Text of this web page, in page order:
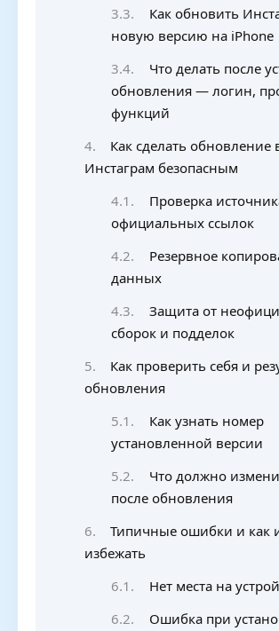
Как обновить
новую версию на iPhone
Что делать после
обновления — логин,
функций
Как сделать обновление
Инстаграм безопасным
Проверка
официальных ссылок
Резервное
данных
Защита от
сборок и подделок
Как проверить себя и
обновления
Как узнать номер
установленной версии
Что должно
после обновления
Типичные ошибки и как
избежать
Нет места на
Ошибка при